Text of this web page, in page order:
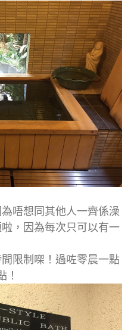
唔想同其他人一齊係澡
，因為每次只可以有一
限制㗎！過咗零晨一點
！